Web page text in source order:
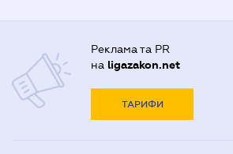
Реклама та PR
на ligazakon.net
ТАРИФИ